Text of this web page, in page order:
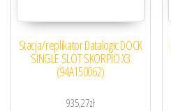
Stacja/replikator Datalogic DOCK
SINGLE SLOT SKORPIO X3
(94A150062)
935,27zł